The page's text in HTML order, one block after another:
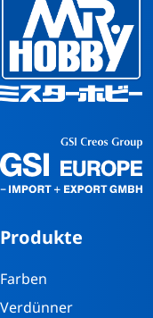
Produkte
Farben
Verdünner